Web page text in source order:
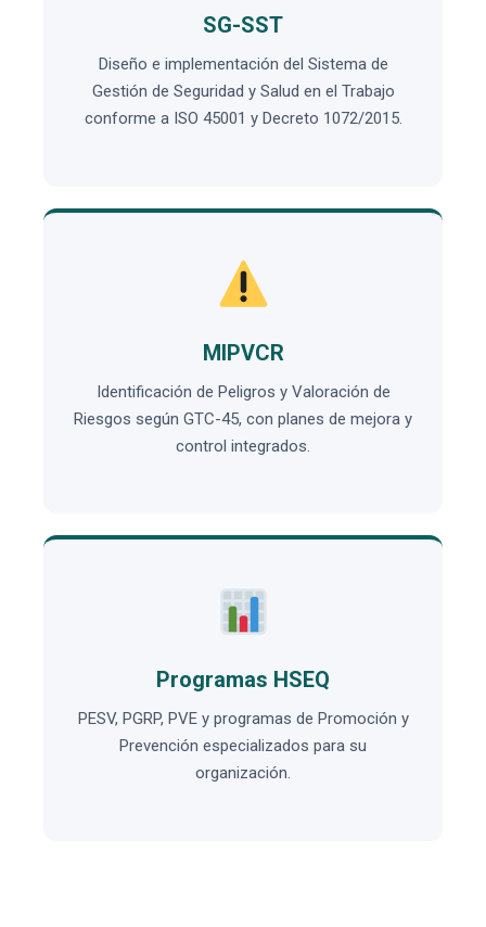
SG-SST
Diseño e implementación del Sistema de
Gestión de Seguridad y Salud en el Trabajo
conforme a ISO 45001 y Decreto 1072/2015.
MIPVCR
Identificación de Peligros y Valoración de
Riesgos según GTC-45, con planes de mejora y
control integrados.
Programas HSEQ
PESV, PGRP, PVE y programas de Promoción y
Prevención especializados para su
organización.